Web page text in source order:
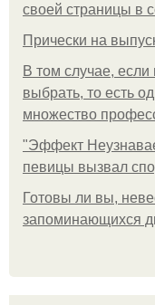
своей страницы в
Прически на
В том случае, если
выбрать, то есть
множество
"Эффект
певицы вызвал
Готовы ли вы,
запоминающихся